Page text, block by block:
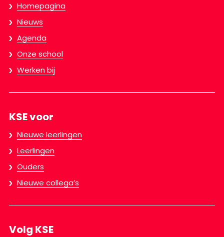
Homepagina
Nieuws
Agenda
Onze school
Werken bij
KSE voor
Nieuwe leerlingen
Leerlingen
Ouders
Nieuwe collega’s
Volg KSE